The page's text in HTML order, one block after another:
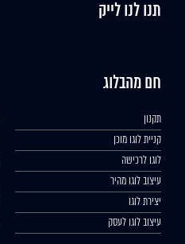
תנו לנו לייק
חם מהבלוג
תקנון
קניית לוגו מוכן
לוגו לרכישה
עיצוב לוגו מהיר
יצירת לוגו
עיצוב לוגו לעסק